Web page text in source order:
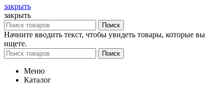
закрыть
закрыть
Поиск
Начните вводить текст, чтобы увидеть товары, которые вы
ищете.
Поиск
Меню
Каталог